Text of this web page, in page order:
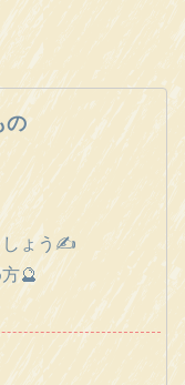
の
しょう✍️
🔮